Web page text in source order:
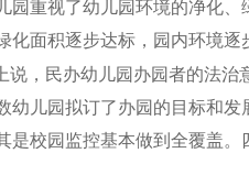
园重视了幼儿园环境的净化
化面积逐步达标，园内环境逐
说，民办幼儿园办园者的法
幼儿园拟订了办园的目标和
是校园监控基本做到全覆盖